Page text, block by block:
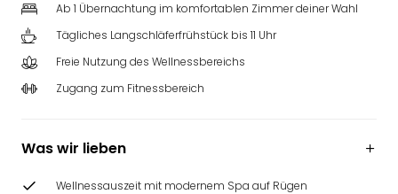
Ab 1 Übernachtung im komfortablen Zimmer deiner Wahl
Tägliches Langschläferfrühstück bis 11 Uhr
Freie Nutzung des Wellnessbereichs
Zugang zum Fitnessbereich
Was wir lieben
Wellnessauszeit mit modernem Spa auf Rügen